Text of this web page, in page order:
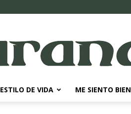
ESTILO DE VIDA ME SIENTO BIEN